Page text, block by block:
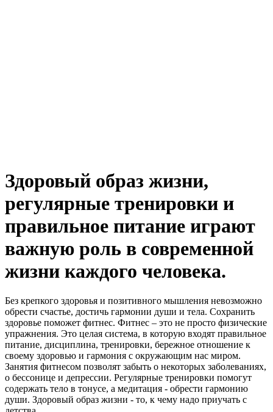
Здоровый образ жизни,
регулярные тренировки и
правильное питание играют
важную роль в современной
жизни каждого человека.
Без крепкого здоровья и позитивного мышления невозможно
обрести счастье, достичь гармонии души и тела. Сохранить
здоровье поможет фитнес. Фитнес – это не просто физические
упражнения. Это целая система, в которую входят правильное
питание, дисциплина, тренировки, бережное отношение к
своему здоровью и гармония с окружающим нас миром.
Занятия фитнесом позволят забыть о некоторых заболеваниях,
о бессонице и депрессии. Регулярные тренировки помогут
содержать тело в тонусе, а медитация - обрести гармонию
души. Здоровый образ жизни - то, к чему надо приучать с